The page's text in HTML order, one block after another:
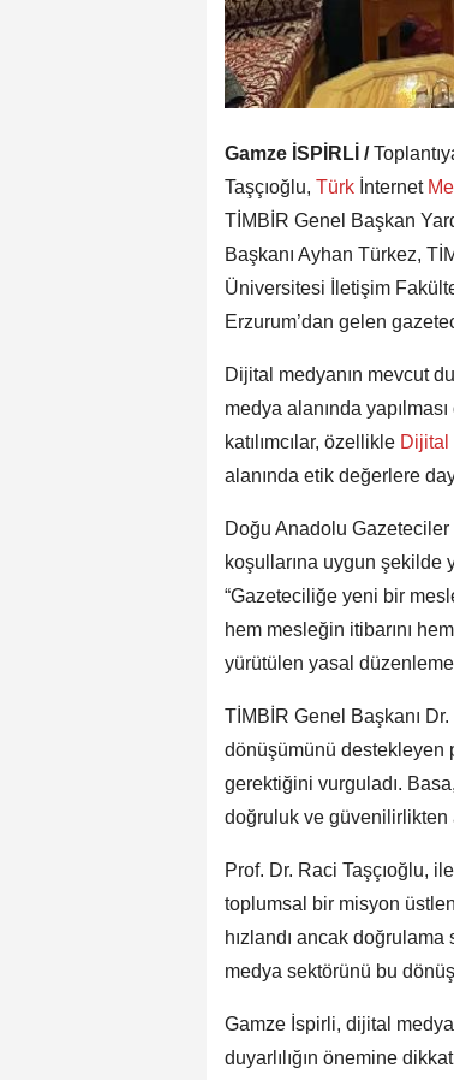
Gamze İSPİRLİ /
Taşçıoğlu, Türk İnternet
TİMBİR Genel Başkan
Başkanı Ayhan Türkez,
Üniversitesi İletişim
Erzurum’dan gelen
Dijital medyanın mevcut
medya alanında
katılımcılar, özellikle Dijital
alanında etik değerlere
Doğu Anadolu
koşullarına uygun şekilde
“Gazeteciliğe yeni bir
hem mesleğin itibarını
yürütülen yasal düzenleme
TİMBİR Genel Başkanı
dönüşümünü destekleyen
gerektiğini vurguladı.
doğruluk ve güvenilirlikten
Prof. Dr. Raci Taşçıoğlu,
toplumsal bir misyon
hızlandı ancak
medya sektörünü bu
Gamze İspirli, dijital
duyarlılığın önemine